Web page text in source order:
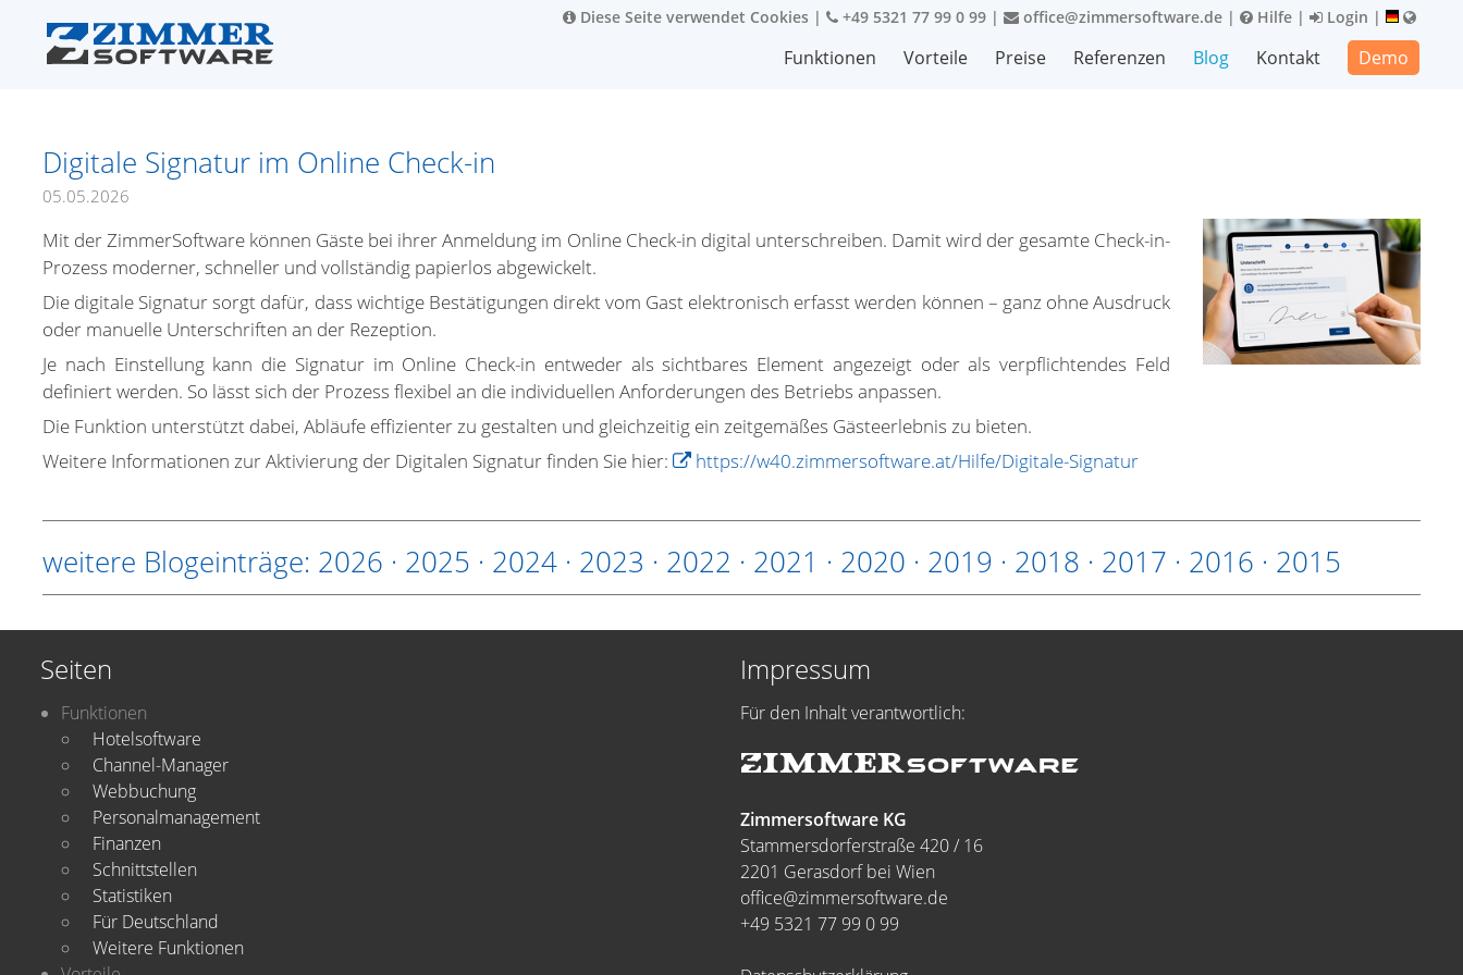
Diese Seite verwendet Cookies | +49 5321 77 99 0 99 | office@zimmersoftware.de | Hilfe | Login |
Funktionen Vorteile Preise Referenzen Blog Kontakt Demo
Digitale Signatur im Online Check-in
05.05.2026
Mit der ZimmerSoftware können Gäste bei ihrer Anmeldung im Online Check-in digital unterschreiben. Damit wird der gesamte Check-in-
Prozess moderner, schneller und vollständig papierlos abgewickelt.
Die digitale Signatur sorgt dafür, dass wichtige Bestätigungen direkt vom Gast elektronisch erfasst werden können – ganz ohne Ausdruck
oder manuelle Unterschriften an der Rezeption.
Je nach Einstellung kann die Signatur im Online Check-in entweder als sichtbares Element angezeigt oder als verpflichtendes Feld
definiert werden. So lässt sich der Prozess flexibel an die individuellen Anforderungen des Betriebs anpassen.
Die Funktion unterstützt dabei, Abläufe effizienter zu gestalten und gleichzeitig ein zeitgemäßes Gästeerlebnis zu bieten.
Weitere Informationen zur Aktivierung der Digitalen Signatur finden Sie hier:
https://w40.zimmersoftware.at/Hilfe/Digitale-Signatur
weitere Blogeinträge: 2026 · 2025 · 2024 · 2023 · 2022 · 2021 · 2020 · 2019 · 2018 · 2017 · 2016 · 2015
Seiten
Funktionen
Hotelsoftware
Channel-Manager
Webbuchung
Personalmanagement
Finanzen
Schnittstellen
Statistiken
Für Deutschland
Weitere Funktionen
Impressum
Für den Inhalt verantwortlich:
Zimmersoftware KG
Stammersdorferstraße 420 / 16
2201 Gerasdorf bei Wien
office@zimmersoftware.de
+49 5321 77 99 0 99